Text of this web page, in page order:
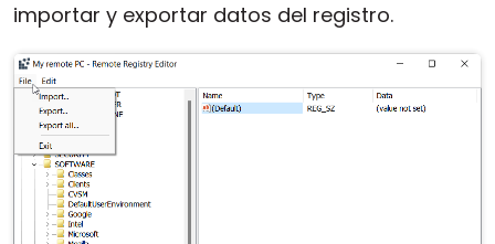
importar y exportar datos del registro.